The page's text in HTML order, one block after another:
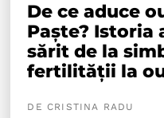
De ce aduce
Paște? Istoria
sărit de la
fertilității la
DE CRISTINA RADU